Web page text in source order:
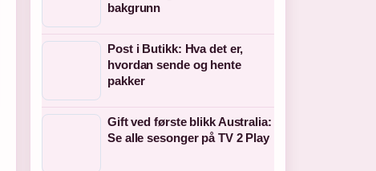
bakgrunn
Post i Butikk: Hva det er,
hvordan sende og hente
pakker
Gift ved første blikk Australia:
Se alle sesonger på TV 2 Play